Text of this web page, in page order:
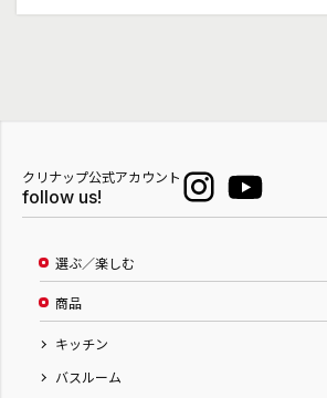
クリナップ公式アカウント
follow us!
選ぶ／楽しむ
商品
キッチン
バスルーム